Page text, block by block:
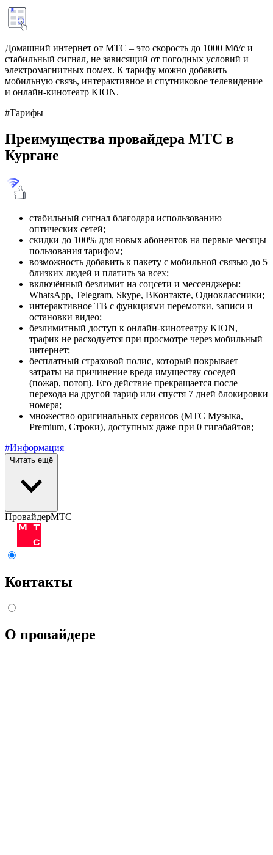
Домашний интернет от МТС – это скорость до 1000 Мб/с и
стабильный сигнал, не зависящий от погодных условий и
электромагнитных помех. К тарифу можно добавить
мобильную связь, интерактивное и спутниковое телевидение
и онлайн-кинотеатр KION.
#Тарифы
Преимущества провайдера МТС в
Кургане
стабильный сигнал благодаря использованию
оптических сетей;
скидки до 100% для новых абонентов на первые месяцы
пользования тарифом;
возможность добавить к пакету с мобильной связью до 5
близких людей и платить за всех;
включённый безлимит на соцсети и мессенджеры:
WhatsApp, Telegram, Skype, ВКонтакте, Одноклассники;
интерактивное ТВ с функциями перемотки, записи и
остановки видео;
безлимитный доступ к онлайн-кинотеатру KION,
трафик не расходуется при просмотре через мобильный
интернет;
бесплатный страховой полис, который покрывает
затраты на причинение вреда имуществу соседей
(пожар, потоп). Его действие прекращается после
перехода на другой тариф или спустя 7 дней блокировки
номера;
множество оригинальных сервисов (МТС Музыка,
Premium, Строки), доступных даже при 0 гигабайтов;
#Информация
Читать ещё
ПровайдерМТС
Контакты
О провайдере